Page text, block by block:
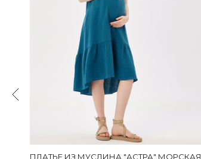
ПЛАТЬЕ ИЗ МУСЛИНА "АСТРА" МОРСКАЯ